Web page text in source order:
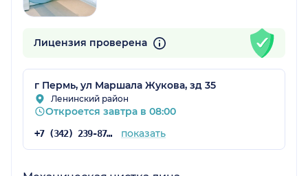
Лицензия проверена
г Пермь, ул Маршала Жукова, зд 35
Ленинский район
Откроется завтра в 08:00
+7 (342) 239-87-33 показать